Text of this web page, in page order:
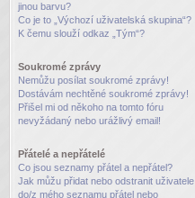
jinou barvu?
Co je to „Výchozí uživatelská skupina“?
K čemu slouží odkaz „Tým“?
Soukromé zprávy
Nemůžu posílat soukromé zprávy!
Dostávám nechtěné soukromé zprávy!
Přišel mi od někoho na tomto fóru
nevyžádaný nebo urážlivý email!
Přátelé a nepřátelé
Co jsou seznamy přátel a nepřátel?
Jak můžu přidat nebo odstranit uživatele
do/z mého seznamu přátel nebo